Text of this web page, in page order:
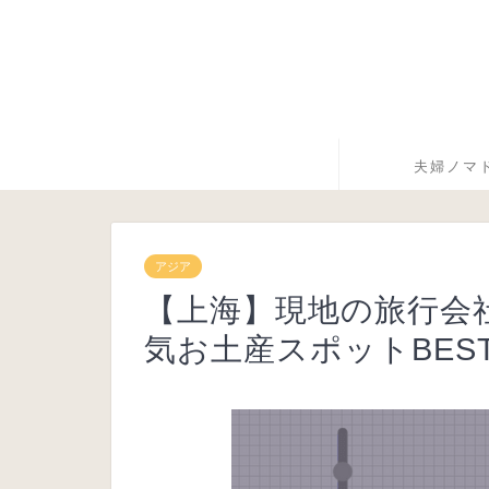
夫婦ノマ
アジア
【上海】現地の旅行
気お土産スポット